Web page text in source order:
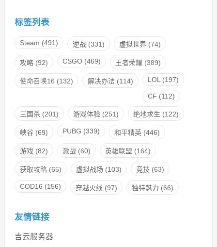
标签列表
Steam (491) 逆战(331) 虚拟世界(74)
攻略(92) CSGO(469) 王者荣耀 (389)
使命召唤16 (132) 解决办法 (114) LOL (197)
CF (112)
三国杀(201) 游戏体验(251) 绝地求生 (122)
峡谷(69) PUBG (339) 和平精英(446)
游戏 (82) 激战(60) 英雄联盟 (164)
获取攻略(65) 虚拟战场 (103) 竞技 (63)
COD16 (156) 穿越火线 (97) 独特魅力 (66)
友情链接
吉云服务器